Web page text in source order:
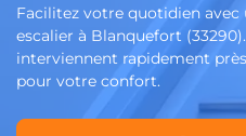
Facilitez votre quotidien
escalier à Blanquefort
interviennent rapidement
pour votre confort.